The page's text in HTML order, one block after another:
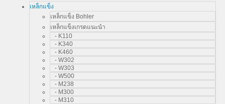
เหล็กแข็ง
เหล็กแข็ง Bohler
เหล็กแข็งเกรดแนะนำ
- K110
- K340
- K460
- W302
- W303
- W500
- M238
- M300
- M310